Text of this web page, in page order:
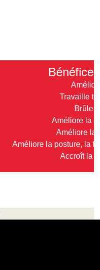
Travaille
Brûle
Améliore la
Améliore la
Améliore la posture, la
Accroît la